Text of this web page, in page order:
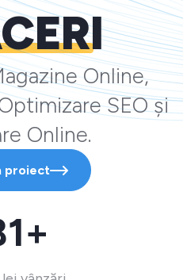
Online,
SEO și
Online.
proiect